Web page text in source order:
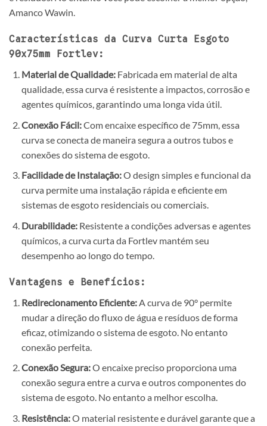
Amanco Wawin.
Características da Curva Curta Esgoto
90x75mm Fortlev:
Material de Qualidade:Fabricada em material de alta
qualidade, essa curva é resistente a impactos, corrosão e
agentes químicos, garantindo uma longa vida útil.
Conexão Fácil:Com encaixe específico de 75mm, essa
curva se conecta de maneira segura a outros tubos e
conexões do sistema de esgoto.
Facilidade de Instalação:O design simples e funcional da
curva permite uma instalação rápida e eficiente em
sistemas de esgoto residenciais ou comerciais.
Durabilidade:Resistente a condições adversas e agentes
químicos, a curva curta da Fortlev mantém seu
desempenho ao longo do tempo.
Vantagens e Benefícios:
Redirecionamento Eficiente:A curva de 90° permite
mudar a direção do fluxo de água e resíduos de forma
eficaz, otimizando o sistema de esgoto. No entanto
conexão perfeita.
Conexão Segura:O encaixe preciso proporciona uma
conexão segura entre a curva e outros componentes do
sistema de esgoto. No entanto a melhor escolha.
Resistência:O material resistente e durável garante que a